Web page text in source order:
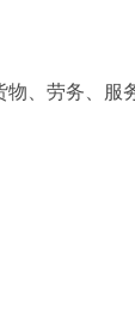
物、劳务、服